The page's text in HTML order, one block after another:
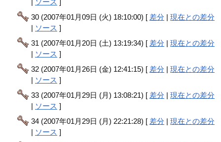
30 (2007年01月09日 (火) 18:10:00) [ 差分 |現在との差分
| ソース ]
31 (2007年01月20日 (土) 13:19:34) [ 差分 |現在との差分
| ソース ]
32 (2007年01月26日 (金) 12:41:15) [ 差分 |現在との差分
| ソース ]
33 (2007年01月29日 (月) 13:08:21) [ 差分 |現在との差分
| ソース ]
34 (2007年01月29日 (月) 22:21:28) [ 差分 |現在との差分
| ソース ]